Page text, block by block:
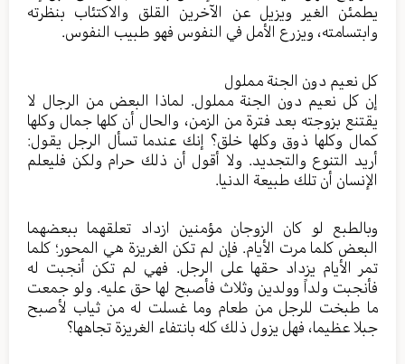
يطمئن الغير ويزيل عن الآخرين القلق والاكتئاب بنظرته
وابتسامته، ويزرع الأمل في النفوس فهو طبيب النفوس.
كل نعيم دون الجنة مملول
إن كل نعيم دون الجنة مملول. لماذا البعض من الرجال لا
يقتنع بزوجته بعد فترة من الزمن، والحال أن كلها جمال وكلها
كمال وكلها ذوق وكلها خلق؟ إنك عندما تسأل الرجل يقول:
أريد التنوع والتجديد. ولا أقول أن ذلك حرام ولكن فليعلم
الإنسان أن تلك طبيعة الدنيا.
وبالطبع لو كان الزوجان مؤمنين ازداد تعلقهما ببعضهما
البعض كلما مرت الأيام. فإن لم تكن الغريزة هي المحور؛ كلما
تمر الأيام يزداد حقها على الرجل. فهي لم تكن أنجبت له
فأنجبت ولداً وولدين وثلاث فأصبح لها حق عليه. ولو جمعت
ما طبخت للرجل من طعام وما غسلت له من ثياب لأصبح
جبلا عظيما، فهل يزول ذلك كله بانتفاء الغريزة تجاهها؟